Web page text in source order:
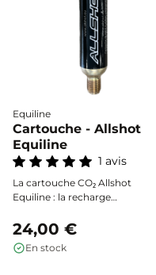
Equiline
Cartouche - Allshot
Equiline
1 avis
La cartouche CO₂ Allshot
Equiline : la recharge
bon fonctionnement et la
sécurité optimale de votre gilet
airbag Allshot ou Equiline, à
24,00 €
En stock